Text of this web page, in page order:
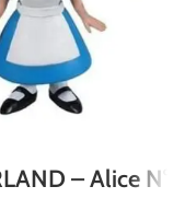
– Alice N°